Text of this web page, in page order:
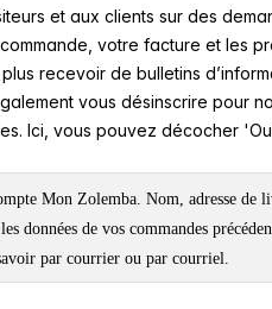
et aux clients sur des
votre facture et les
recevoir de bulletins
vous désinscrire pour
Ici, vous pouvez décocher
Mon Zolemba. Nom, adresse
données de vos commandes
par courrier ou par courriel.